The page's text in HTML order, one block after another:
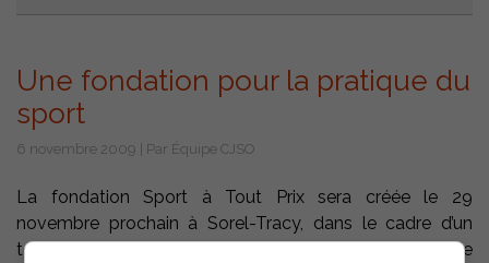
Une fondation pour la pratique du
sport
6 novembre 2009 | Par Équipe CJSO
La fondation Sport à Tout Prix sera créée le 29
novembre prochain à Sorel-Tracy, dans le cadre d’un
tournoi de hockey-balle d’envergure tenu à l’école